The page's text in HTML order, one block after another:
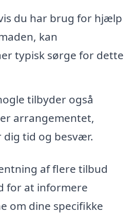
du har brug for hjælp
kan
typisk sørge for dette
tilbyder også
arrangementet,
dig tid og besvær.
af flere tilbud
for at informere
om dine specifikke